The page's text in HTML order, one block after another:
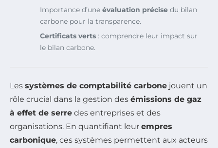
Importance d’une évaluation précise du bilan
carbone pour la transparence.
Certificats verts : comprendre leur impact sur
le bilan carbone.
Les systèmes de comptabilité carbone jouent un
rôle crucial dans la gestion des émissions de gaz
à effet de serre des entreprises et des
organisations. En quantifiant leur empres
carbonique, ces systèmes permettent aux acteurs